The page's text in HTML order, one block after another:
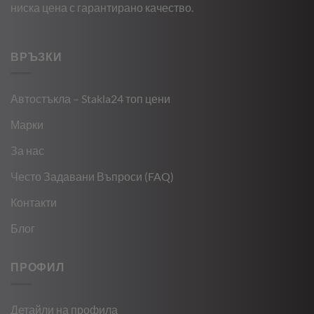
ниска цена с гарантирано качество.
ВРЪЗКИ
Автостъкла – Stakla24 топ цени
Марки
За нас
Често Задавани Въпроси (FAQ)
Контакти
Блог
ПРОФИЛ
Детайли на профила